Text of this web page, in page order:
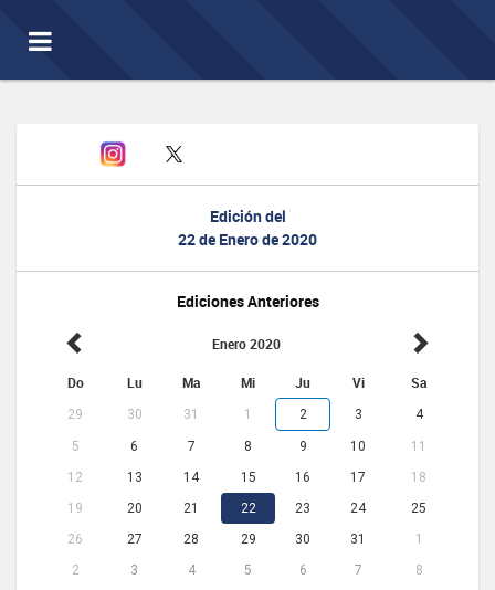
Toggle
navigation
Edición del
22 de Enero de 2020
Ediciones Anteriores
Enero 2020
Do Lu Ma Mi Ju Vi Sa
29 30 31 1 2 3 4
5 6 7 8 9 10
11
12
13 14 15 16 17
18
19
20 21 22 23 24
25
26
27 28 29 30 31
1
2
3 4 5 6 7 8